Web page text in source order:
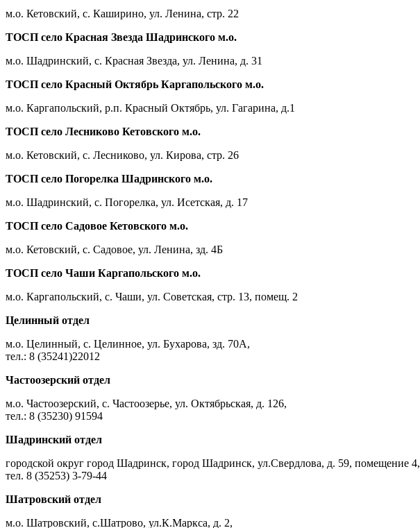
м.о. Кетовский, с. Каширино, ул. Ленина, стр. 22
ТОСП село Красная Звезда Шадринского м.о.
м.о. Шадринский, с. Красная Звезда, ул. Ленина, д. 31
ТОСП село Красный Октябрь Каргапольского м.о.
м.о. Каргапольский, р.п. Красный Октябрь, ул. Гагарина, д.1
ТОСП село Лесниково Кетовского м.о.
м.о. Кетовский, с. Лесниково, ул. Кирова, стр. 26
ТОСП село Погорелка Шадринского м.о.
м.о. Шадринский, с. Погорелка, ул. Исетская, д. 17
ТОСП село Садовое Кетовского м.о.
м.о. Кетовский, с. Садовое, ул. Ленина, зд. 4Б
ТОСП село Чаши Каргапольского м.о.
м.о. Каргапольский, с. Чаши, ул. Советская, стр. 13, помещ. 2
Целинный отдел
м.о. Целинный, с. Целинное, ул. Бухарова, зд. 70А,
тел.: 8 (35241)22012
Частоозерский отдел
м.о. Частоозерский, с. Частоозерье, ул. Октябрьская, д. 126,
тел.: 8 (35230) 91594
Шадринский отдел
городской округ город Шадринск, город Шадринск, ул.Свердлова, д. 59, помещение 4,
тел. 8 (35253) 3-79-44
Шатровский отдел
м.о. Шатровский, с.Шатрово, ул.К.Маркса, д. 2,